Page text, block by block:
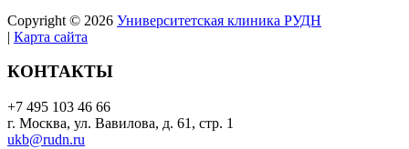
Copyright © 2026 Университетская клиника РУДН
| Карта сайта
КОНТАКТЫ
+7 495 103 46 66
г. Москва, ул. Вавилова, д. 61, стр. 1
ukb@rudn.ru